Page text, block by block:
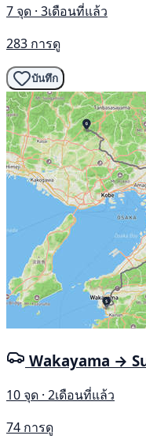
7 จุด · 3เดือนที่แล้ว
283 การดู
บันทึก
Wakayama →
10 จุด · 2เดือนที่แล้ว
74 การดู